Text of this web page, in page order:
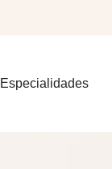
Especialidades